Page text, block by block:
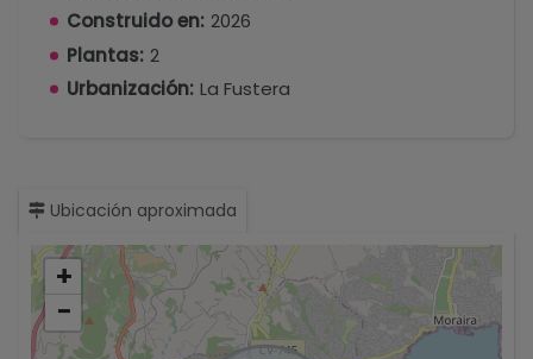
Construido en: 2026
Plantas: 2
Urbanización: La Fustera
Ubicación aproximada
+
−